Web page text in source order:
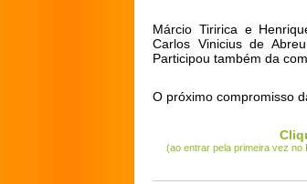
Márcio Tiririca e
Carlos Vinicius de
Participou também da
O próximo compromisso
(ao entrar pela primeira vez